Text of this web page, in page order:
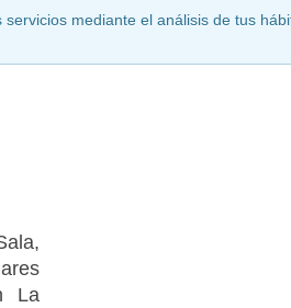
mediante el análisis de tus
La